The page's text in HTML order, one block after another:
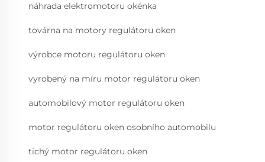
náhrada elektromotoru okénka
továrna na motory regulátoru oken
výrobce motoru regulátoru oken
vyrobený na míru motor regulátoru oken
automobilový motor regulátoru oken
motor regulátoru oken osobního automobilu
tichý motor regulátoru oken